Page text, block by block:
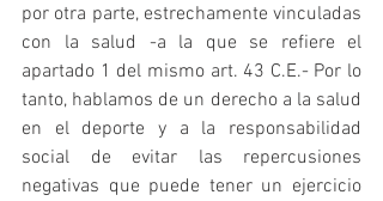
por otra parte, estrechamente vinculadas
con la salud -a la que se refiere el
apartado 1 del mismo art. 43 C.E.- Por lo
tanto, hablamos de un derecho a la salud
en el deporte y a la responsabilidad
social de evitar las repercusiones
negativas que puede tener un ejercicio